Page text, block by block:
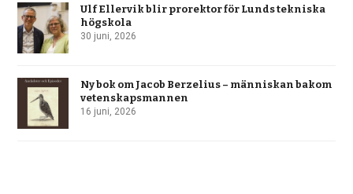
Ulf Ellervik blir prorektor för Lunds tekniska
högskola
30 juni, 2026
Ny bok om Jacob Berzelius – människan bakom
vetenskapsmannen
16 juni, 2026